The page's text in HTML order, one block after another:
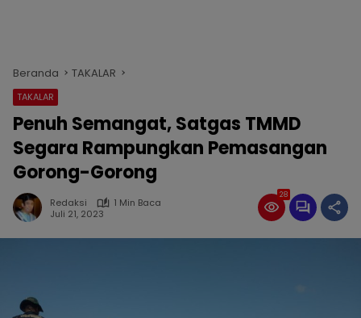
Beranda TAKALAR
TAKALAR
Penuh Semangat, Satgas TMMD
Segara Rampungkan Pemasangan
Gorong-Gorong
Redaksi
1 Min Baca
Juli 21, 2023
28